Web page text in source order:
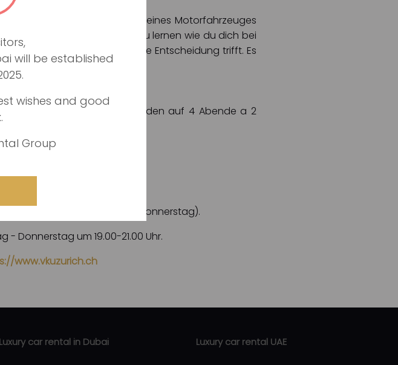
Vorbereitung für das Führen eines Motorfahrzeuges
In diesen 8 Stunden wirst du lernen wie du dich bei
zeigen wie man die richtige Entscheidung trifft. Es
Diese 8 Stunden werden auf 4 Abende a 2
abzulegen.
Dienstag, Mittwoch, Donnerstag).
- Donnerstag um 19.00-21.00 Uhr.
www.vkuzurich.ch
Luxury car rental in Dubai Luxury car rental UAE
will be established
wishes and good
Group